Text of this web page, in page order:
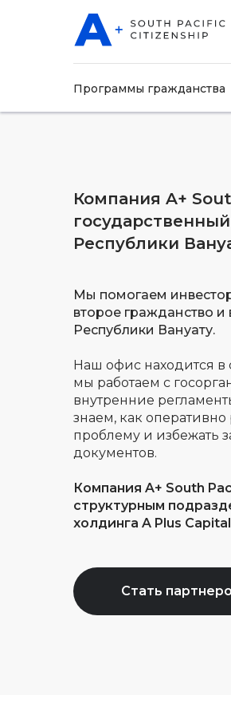
Программы гражданства
Компания A+
Республики
Мы помогаем
второе гражданство и
Республики Вануату.
Наш офис находится в
мы работаем с
внутренние
знаем, как
проблему и избежать
документов.
Компания A+ South
структурным
холдинга A Plus
Стать